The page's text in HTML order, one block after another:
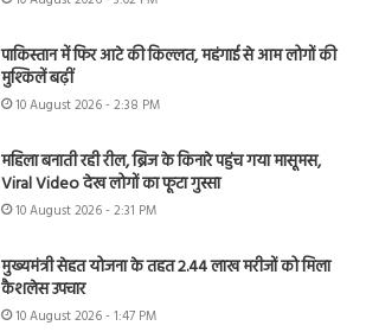
पाकिस्तान में फिर आटे की किल्लत, महंगाई से आम लोगों की
मुश्किलें बढ़ीं
10 August 2026 - 2:38 PM
महिला बनाती रही रील, ब्रिज के किनारे पहुंच गया मासूमस,
Viral Video देख लोगों का फूटा गुस्सा
10 August 2026 - 2:31 PM
मुख्यमंत्री सेहत योजना के तहत 2.44 लाख मरीजों को मिला
कैशलेस उपचार
10 August 2026 - 1:47 PM